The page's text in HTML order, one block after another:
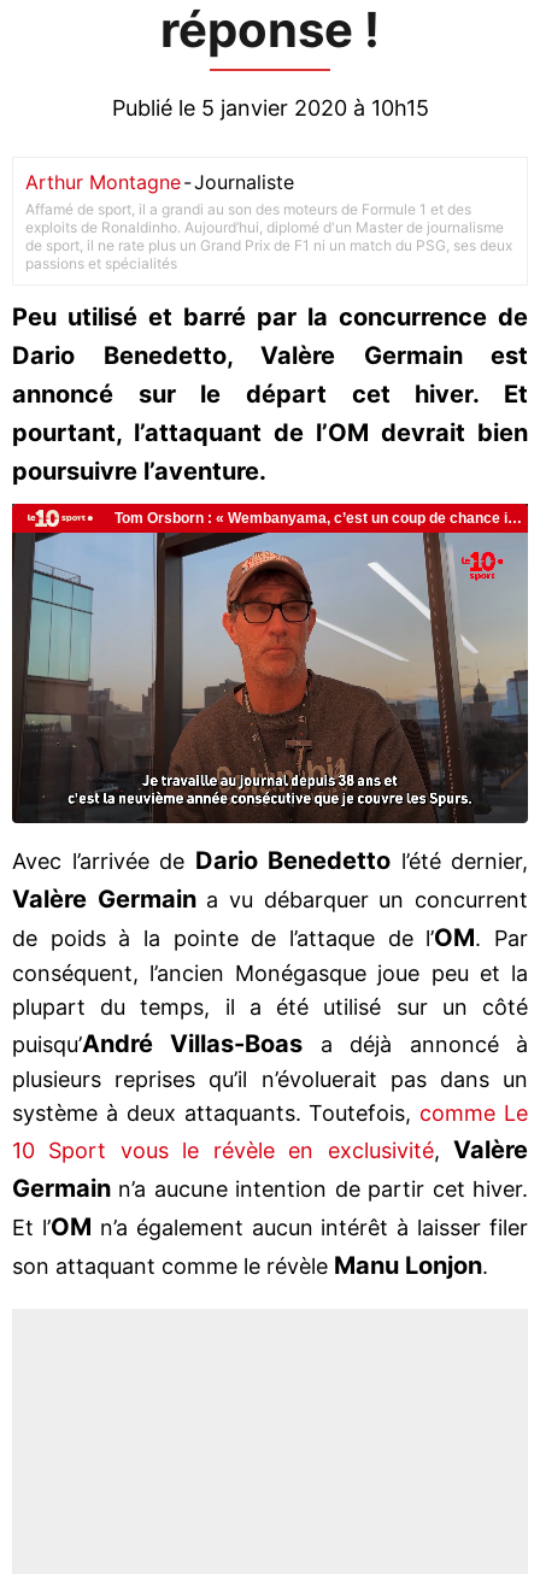
réponse !
Publié le 5 janvier 2020 à 10h15
Arthur Montagne-Journaliste
Affamé de sport, il a grandi au son des moteurs de Formule 1 et des
exploits de Ronaldinho. Aujourd’hui, diplomé d'un Master de journalisme
de sport, il ne rate plus un Grand Prix de F1 ni un match du PSG, ses deux
passions et spécialités
Peu utilisé et barré par la concurrence de
Dario Benedetto, Valère Germain est
annoncé sur le départ cet hiver. Et
pourtant, l’attaquant de l’OM devrait bien
poursuivre l’aventure.
Avec l’arrivée de Dario Benedetto l’été dernier,
Valère Germaina vu débarquer un concurrent
de poids à la pointe de l’attaque de l’OM. Par
conséquent, l’ancien Monégasque joue peu et la
plupart du temps, il a été utilisé sur un côté
puisqu’André Villas-Boas a déjà annoncé à
plusieurs reprises qu’il n’évoluerait pas dans un
système à deux attaquants. Toutefois, comme Le
10 Sport vous le révèle en exclusivité,Valère
Germain n’a aucune intention de partir cet hiver.
Et l’OM n’a également aucun intérêt à laisser filer
son attaquant comme le révèle Manu Lonjon.